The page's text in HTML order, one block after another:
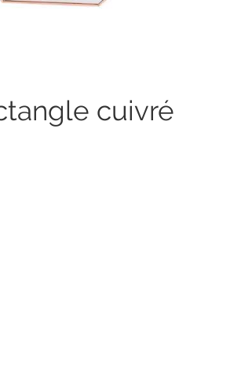
cuivré